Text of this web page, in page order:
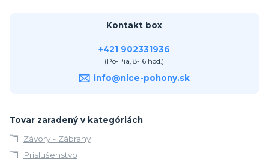
Kontakt box
+421 902331936
(Po-Pia, 8-16 hod.)
info@nice-pohony.sk
Tovar zaradený v kategóriách
Závory - Zábrany
Príslušenstvo